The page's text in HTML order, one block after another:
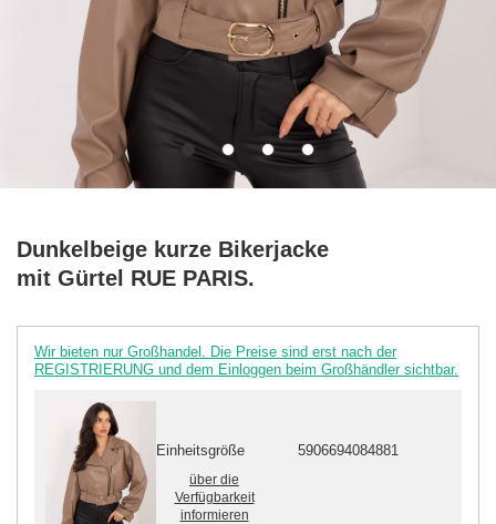
Dunkelbeige kurze Bikerjacke
mit Gürtel RUE PARIS.
Wir bieten nur Großhandel. Die Preise sind erst nach der
REGISTRIERUNG und dem Einloggen beim Großhändler sichtbar.
Einheitsgröße 5906694084881
über die
Verfügbarkeit
informieren